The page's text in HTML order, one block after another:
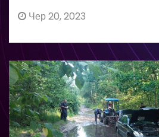
Чер 20, 2023